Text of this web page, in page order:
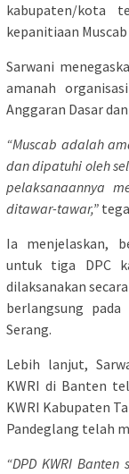
kabupaten/kota
kepanitiaan
Sarwani
amanah
Anggaran Dasar
“Muscab adalah
dan dipatuhi oleh
pelaksanaannya
ditawar-tawar,”
Ia menjelaskan,
untuk tiga DPC
dilaksanakan
berlangsung
Serang.
Lebih lanjut,
KWRI di Banten
KWRI Kabupaten
Pandeglang telah
“DPD KWRI